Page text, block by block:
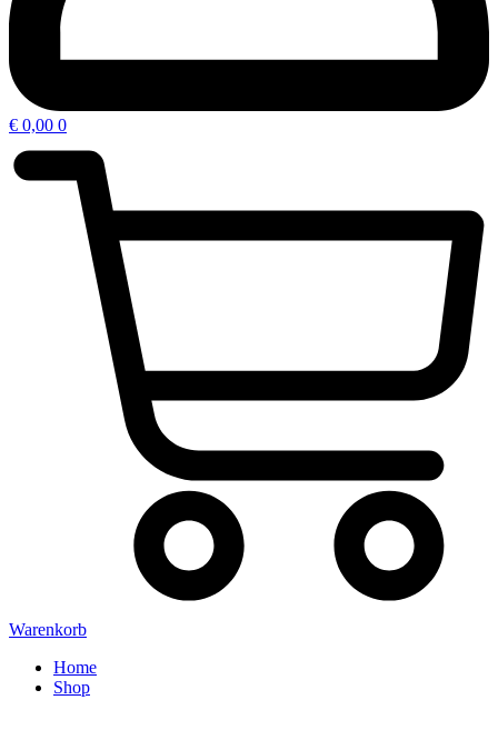
€ 0,00 0
Warenkorb
Home
Shop